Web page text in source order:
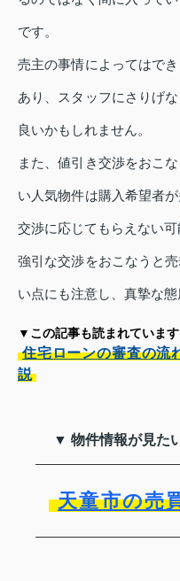
です。
売主の事情によってはで
あり、スタッフにさりげ
良いかもしれません。
また、値引き交渉をおこ
い人気物件は購入希望者
交渉に応じてもらえない可
強引な交渉をおこなうと
い点にも注意し、真摯な
▼この記事も読まれています
住宅ローンの審査の流
説
▼ 物件情報が見た
天童市の売